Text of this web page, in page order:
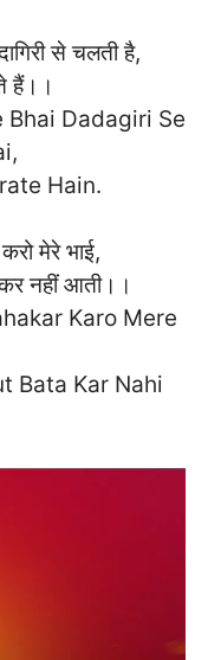
से चलती है,
हैं।।
Bhai Dadagiri Se
Hain.
मेरे भाई,
नहीं आती।।
Karo Mere
Bata Kar Nahi